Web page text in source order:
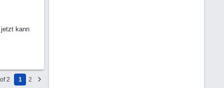
jetzt kann
2 1 2